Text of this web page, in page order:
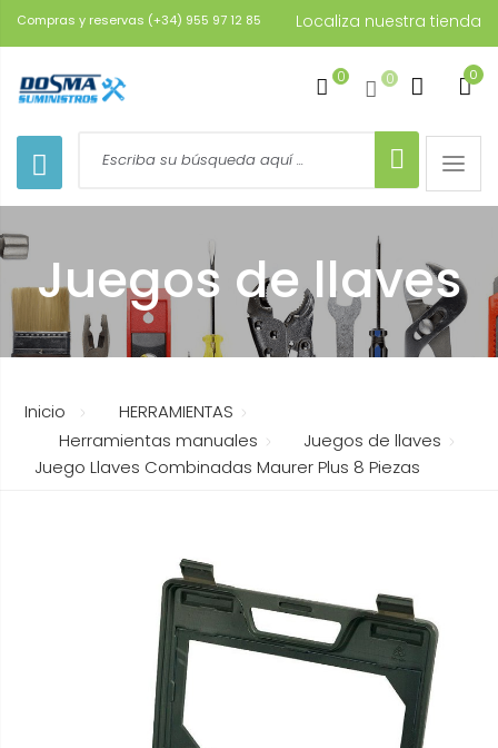
Compras y reservas (+34) 955 97 12 85 Localiza nuestra tienda
0
0 0
Toggle
Juegos de llaves
Inicio
HERRAMIENTAS
Herramientas manuales
Juegos de llaves
Juego Llaves Combinadas Maurer Plus 8 Piezas